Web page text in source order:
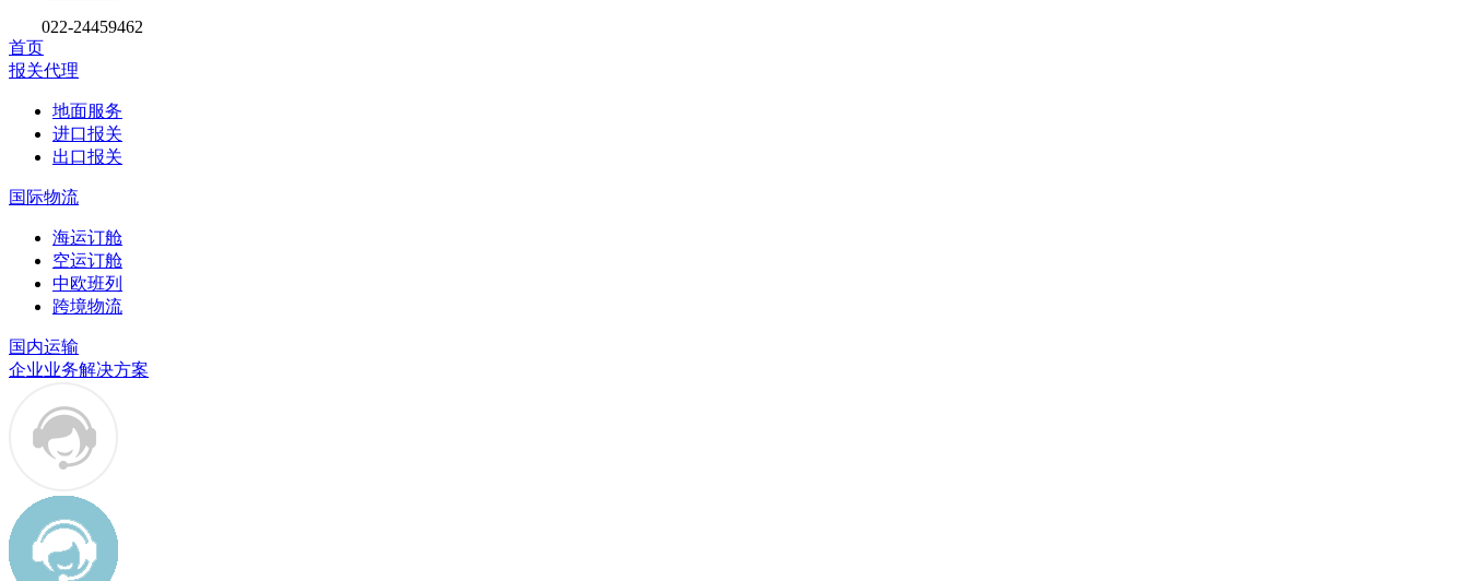
022-24459462
首页
报关代理
地面服务
进口报关
出口报关
国际物流
海运订舱
空运订舱
中欧班列
跨境物流
国内运输
企业业务解决方案